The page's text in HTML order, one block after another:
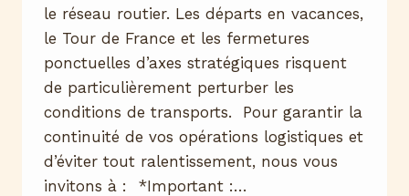
le réseau routier. Les départs en vacances,
le Tour de France et les fermetures
ponctuelles d’axes stratégiques risquent
de particulièrement perturber les
conditions de transports. Pour garantir la
continuité de vos opérations logistiques et
d’éviter tout ralentissement, nous vous
invitons à : *Important :…